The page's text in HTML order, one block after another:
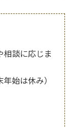
相談に応じま
始は休み）